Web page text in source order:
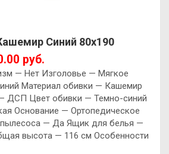
Синий 80х190
руб.
— Нет Изголовье — Мягкое
Материал обивки — Кашемир
ДСП Цвет обивки — Темно-синий
Основание — Ортопедическое
— Да Ящик для белья —
высота — 116 см Особенности